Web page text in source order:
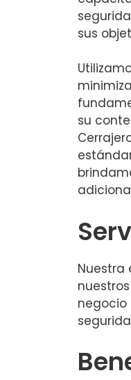
sus
su
Nuestra
negocio